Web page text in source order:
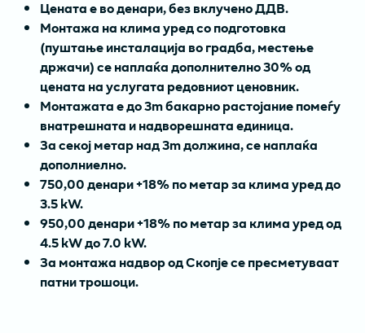
Цената е во денари, без вклучено ДДВ.
Монтажа на клима уред со подготовка
(пуштање инсталација во градба, местење
држачи) се наплаќа дополнително 30% од
цената на услугатa редовниот ценовник.
Монтажата е до 3m бакарно растојание помеѓу
внатрешната и надворешната единица.
За секој метар над 3m должина, се наплаќа
дополниелно.
750,00 денари +18% по метар за клима уред до
3.5 kW.
950,00 денари +18% по метар за клима уред од
4.5 kW до 7.0 kW.
За монтажа надвор од Скопје се пресметуваат
патни трошоци.